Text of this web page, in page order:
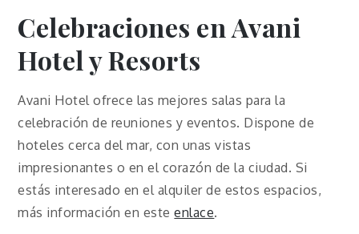
Celebraciones en Avani
Hotel y Resorts
Avani Hotel ofrece las mejores salas para la
celebración de reuniones y eventos. Dispone de
hoteles cerca del mar, con unas vistas
impresionantes o en el corazón de la ciudad. Si
estás interesado en el alquiler de estos espacios,
más información en esteenlace.